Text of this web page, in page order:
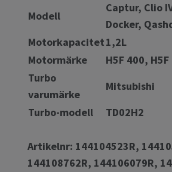
Modell
Captur, Clio
Docker,
Motorkapacitet1,2L
Motormärke
H5F 400,
Turbo
varumärke
Mitsubishi
Turbo-modell
TD02H2
Artikelnr: 144104523R,
144108762R, 144106079R,